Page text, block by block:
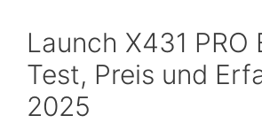
Launch X431 PRO
Test, Preis und
2025